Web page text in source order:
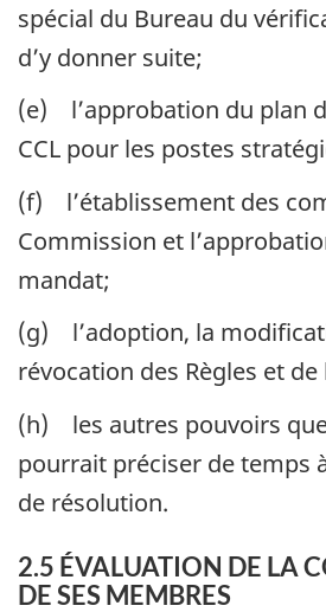
spécial du Bureau du
d’y donner suite;
(e) l’approbation du plan
CCL pour les postes
(f) l’établissement des
Commission et
mandat;
(g) l’adoption, la
révocation des Règles et
(h) les autres pouvoirs
pourrait préciser de temps
de résolution.
2.5 ÉVALUATION DE LA
DE SES MEMBRES